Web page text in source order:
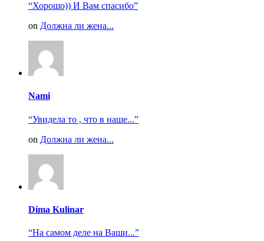
“Хорошо)) И Вам спасибо”
on Должна ли жена...
Nami
“Увидела то , что в наше...”
on Должна ли жена...
Dima Kulinar
“На самом деле на Ваши...”